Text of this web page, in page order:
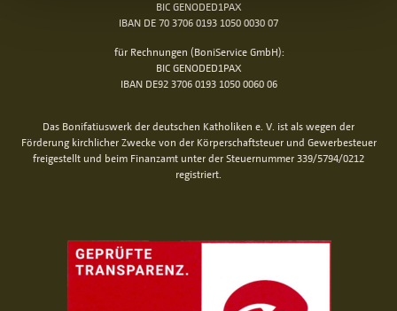
BIC GENODED1PAX
IBAN DE 70 3706 0193 1050 0030 07
für Rechnungen (BoniService GmbH):
BIC GENODED1PAX
IBAN DE92 3706 0193 1050 0060 06
Das Bonifatiuswerk der deutschen Katholiken e. V. ist als wegen der
Förderung kirchlicher Zwecke von der Körperschaftsteuer und Gewerbesteuer
freigestellt und beim Finanzamt unter der Steuernummer 339/5794/0212
registriert.